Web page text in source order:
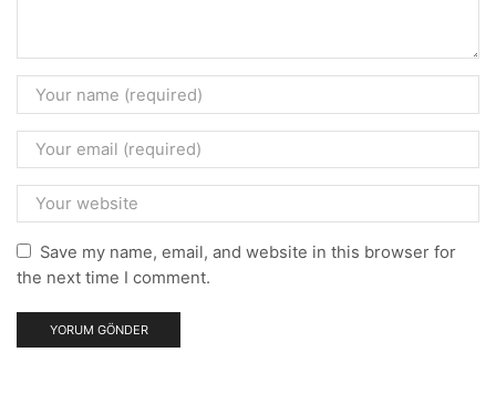
Save my name, email, and website in this browser for
the next time I comment.